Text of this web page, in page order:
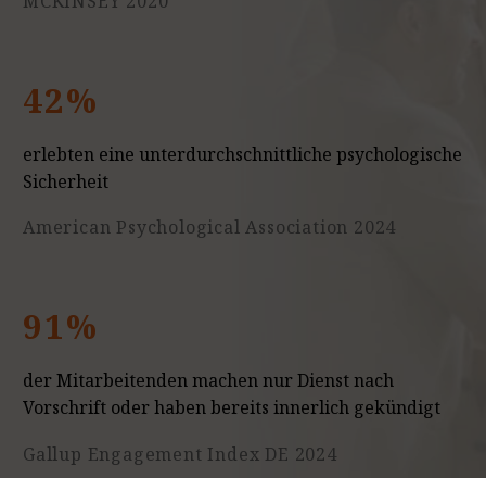
42%
erlebten eine unterdurchschnittliche psychologische
Sicherheit
American Psychological Association 2024
91%
der Mitarbeitenden machen nur Dienst nach
Vorschrift oder haben bereits innerlich gekündigt
Gallup Engagement Index DE 2024